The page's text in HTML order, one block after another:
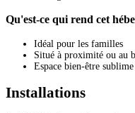
Qu'est-ce qui rend cet
Idéal pour les familles
Situé à proximité ou au
Espace bien-être sublime
Installations